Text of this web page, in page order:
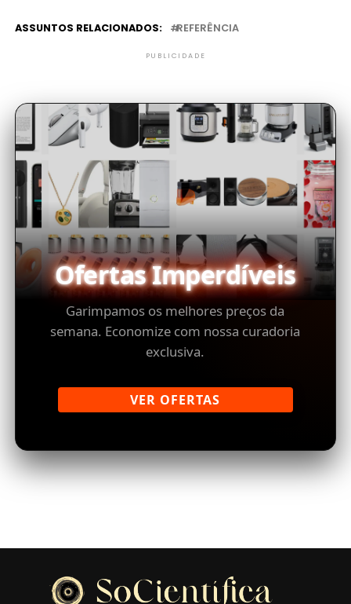
ASSUNTOS RELACIONADOS: REFERÊNCIA
PUBLICIDADE
Ofertas Imperdíveis
Garimpamos os melhores preços da
semana. Economize com nossa curadoria
exclusiva.
VER OFERTAS